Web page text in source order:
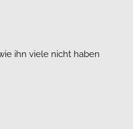
ihn viele nicht haben